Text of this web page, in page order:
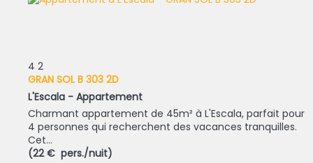
4 2
GRAN SOL B 303 2D
L'Escala - Appartement
Charmant appartement de 45m² à L'Escala, parfait pour
4 personnes qui recherchent des vacances tranquilles.
Cet...
(22 € pers./nuit)